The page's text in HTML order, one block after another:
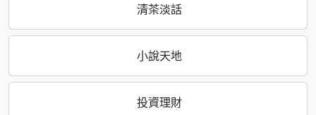
清茶淡話
小說天地
投資理財